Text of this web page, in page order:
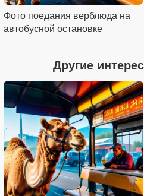
Фото поедания верблюда на
автобусной остановке
Другие